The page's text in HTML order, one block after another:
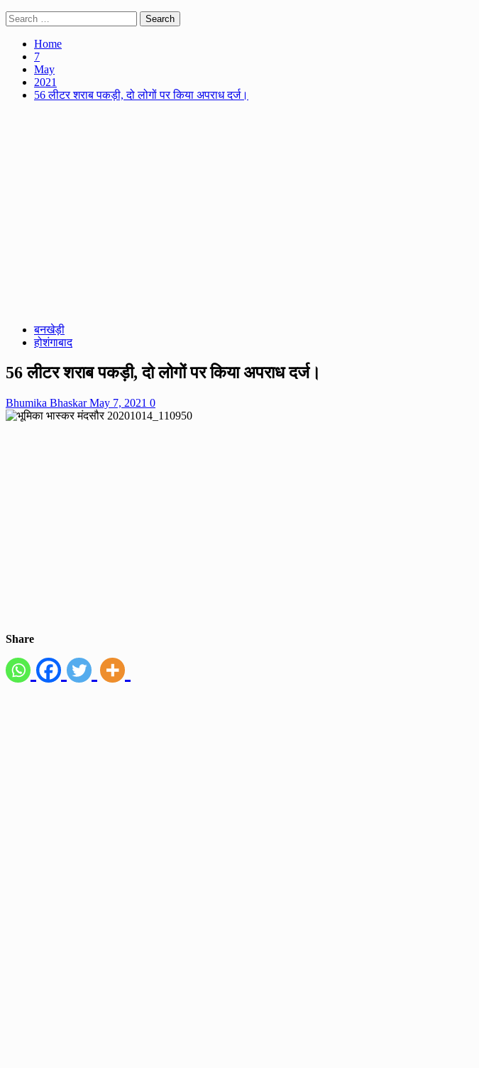
Search
for:
Home
7
May
2021
56 लीटर शराब पकड़ी, दो लोगों पर किया अपराध दर्ज।
बनखेड़ी
होशंगाबाद
56 लीटर शराब पकड़ी, दो लोगों पर किया अपराध दर्ज।
Bhumika BhaskarMay 7, 2021 0
Share